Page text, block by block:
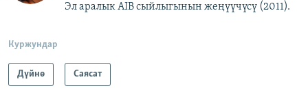
Эл аралык AIB сыйлыгынын жеңүүчүсү (2011).
Куржундар
Дүйнө Саясат